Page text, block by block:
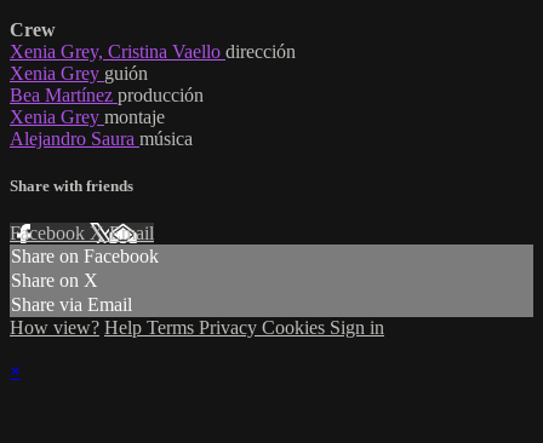
Crew
Xenia Grey, Cristina Vaello dirección
Xenia Grey guión
Bea Martínez producción
Xenia Grey montaje
Alejandro Saura música
Share with friends
Facebook XEmail
Share on Facebook
Share on X
Share via Email
How view? Help Terms Privacy Cookies Sign in
×